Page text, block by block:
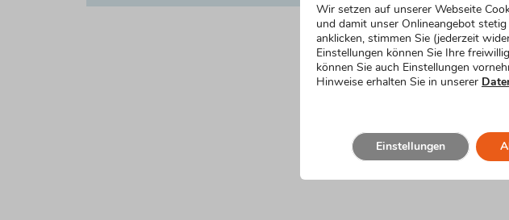
Wir setzen auf unserer Webseite
und damit unser Onlineangebot
anklicken, stimmen Sie (jederzeit
Einstellungen können Sie Ihre
können Sie auch Einstellungen
Hinweise erhalten Sie in unserer
Einstellungen